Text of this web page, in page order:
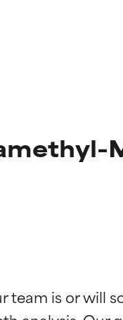
team is or will